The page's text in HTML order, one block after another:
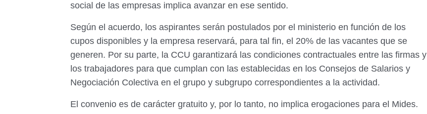
social de las empresas implica avanzar en ese sentido.
Según el acuerdo, los aspirantes serán postulados por el ministerio en función de los
cupos disponibles y la empresa reservará, para tal fin, el 20% de las vacantes que se
generen. Por su parte, la CCU garantizará las condiciones contractuales entre las firmas y
los trabajadores para que cumplan con las establecidas en los Consejos de Salarios y
Negociación Colectiva en el grupo y subgrupo correspondientes a la actividad.
El convenio es de carácter gratuito y, por lo tanto, no implica erogaciones para el Mides.